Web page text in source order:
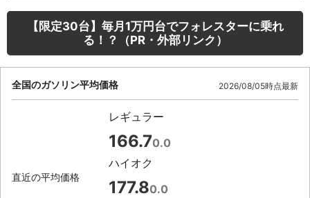
【限定30台】毎月1万円台でフォレスターに乗れ
る！？（PR・外部リンク）
全国のガソリン平均価格 2026/08/05時点最新
直近の平均価格
レギュラー
166.70.0
ハイオク
177.80.0